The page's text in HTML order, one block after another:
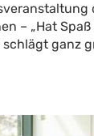
– „Hat
ganz